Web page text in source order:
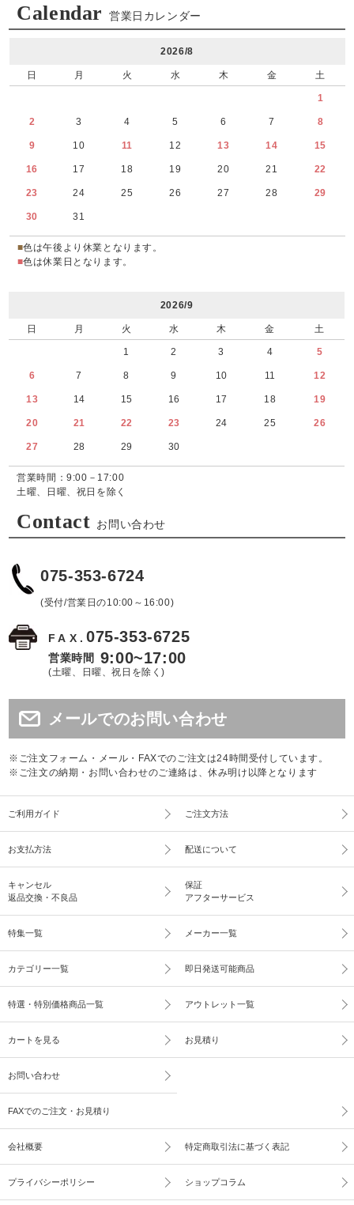
Calendar 営業日カレンダー
2026/8
日 月 火 水 木 金 土
1
2 3 4 5 6 7 8
9 10 11 12 13 14 15
16 17 18 19 20 21 22
23 24 25 26 27 28 29
30 31
■色は午後より休業となります。
■色は休業日となります。
2026/9
日 月 火 水 木 金 土
1 2 3 4 5
6 7 8 9 10 11 12
13 14 15 16 17 18 19
20 21 22 23 24 25 26
27 28 29 30
営業時間：9:00－17:00
土曜、日曜、祝日を除く
Contact お問い合わせ
075-353-6724
(受付/営業日の10:00～16:00)
FAX.075-353-6725
営業時間 9:00~17:00
(土曜、日曜、祝日を除く)
メールでのお問い合わせ
※ご注文フォーム・メール・FAXでのご注文は24時間受付しています。
※ご注文の納期・お問い合わせのご連絡は、休み明け以降となります
ご利用ガイド ご注文方法
お支払方法 配送について
キャンセル
返品交換・不良品
保証
アフターサービス
特集一覧 メーカー一覧
カテゴリー一覧 即日発送可能商品
特選・特別価格商品一覧 アウトレット一覧
カートを見る お見積り
お問い合わせ
FAXでのご注文・お見積り
会社概要 特定商取引法に基づく表記
プライバシーポリシー ショップコラム